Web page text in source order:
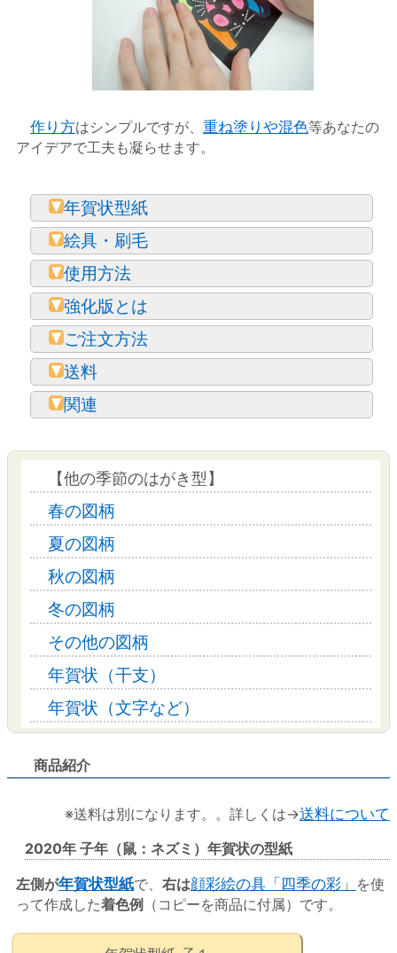
作り方はシンプルですが、 重ね塗りや混色等あなたの
アイデアで工夫も凝らせます。
年賀状型紙
絵具・刷毛
使用方法
強化版とは
ご注文方法
送料
関連
【他の季節のはがき型】
春の図柄
夏の図柄
秋の図柄
冬の図柄
その他の図柄
年賀状（干支）
年賀状（文字など）
商品紹介
※送料は別になります。。詳しくは→送料について
2020年 子年（鼠：ネズミ）年賀状の型紙
左側が年賀状型紙で、 右は顔彩絵の具「四季の彩」 を使
って作成した着色例 （コピーを商品に付属）です。